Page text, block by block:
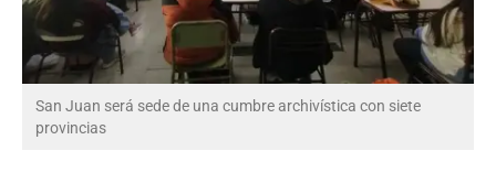
San Juan será sede de una cumbre archivística con siete
provincias